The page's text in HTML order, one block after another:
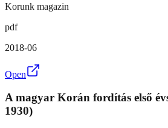
Korunk magazin
pdf
2018-06
Open
A magyar Korán fordítás első
1930)